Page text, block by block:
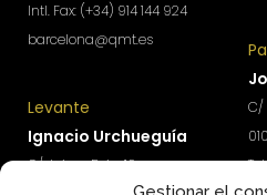
Intl. Fax: (+34) 914 144 924
barcelona@qmt.es
Levante
Ignacio Urchueguía
C/ Jaime Roig, 19
C/